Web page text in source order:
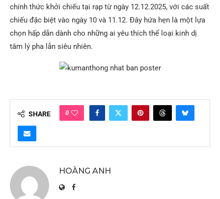
chính thức khởi chiếu tại rạp từ ngày 12.12.2025, với các suất
chiếu đặc biệt vào ngày 10 và 11.12. Đây hứa hẹn là một lựa
chọn hấp dẫn dành cho những ai yêu thích thể loại kinh dị
tâm lý pha lẫn siêu nhiên.
SHARE 0
HOÀNG ANH